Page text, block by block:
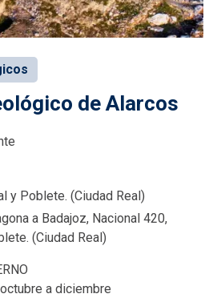
de Alarcos
y Poblete. (Ciudad Real)
a Badajoz, Nacional 420,
(Ciudad Real)
a diciembre